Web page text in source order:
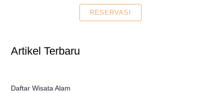
RESERVASI
Artikel Terbaru
Daftar Wisata Alam